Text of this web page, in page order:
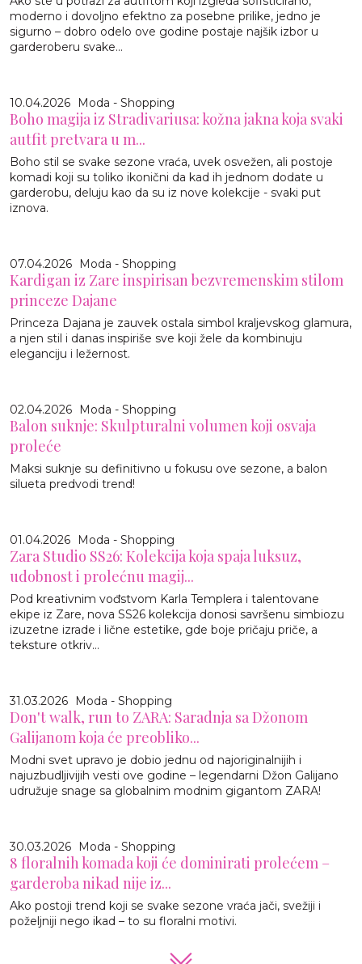
moderno i dovoljno efektno za posebne prilike, jedno je
sigurno – dobro odelo ove godine postaje najšik izbor u
garderoberu svake...
10.04.2026 Moda - Shopping
Boho magija iz Stradivariusa: kožna jakna koja svaki
autfit pretvara u m...
Boho stil se svake sezone vraća, uvek osvežen, ali postoje
komadi koji su toliko ikonični da kad ih jednom dodate u
garderobu, deluju kao da su iz nove kolekcije - svaki put
iznova.
07.04.2026 Moda - Shopping
Kardigan iz Zare inspirisan bezvremenskim stilom
princeze Dajane
Princeza Dajana je zauvek ostala simbol kraljevskog glamura,
a njen stil i danas inspiriše sve koji žele da kombinuju
eleganciju i ležernost.
02.04.2026 Moda - Shopping
Balon suknje: Skulpturalni volumen koji osvaja
proleće
Maksi suknje su definitivno u fokusu ove sezone, a balon
silueta predvodi trend!
01.04.2026 Moda - Shopping
Zara Studio SS26: Kolekcija koja spaja luksuz,
udobnost i prolećnu magij...
Pod kreativnim vođstvom Karla Templera i talentovane
ekipe iz Zare, nova SS26 kolekcija donosi savršenu simbiozu
izuzetne izrade i lične estetike, gde boje pričaju priče, a
teksture otkriv...
31.03.2026 Moda - Shopping
Don't walk, run to ZARA: Saradnja sa Džonom
Galijanom koja će preobliko...
Modni svet upravo je dobio jednu od najoriginalnijih i
najuzbudljivijih vesti ove godine – legendarni Džon Galijano
udružuje snage sa globalnim modnim gigantom ZARA!
30.03.2026 Moda - Shopping
8 floralnih komada koji će dominirati prolećem –
garderoba nikad nije iz...
Ako postoji trend koji se svake sezone vraća jači, svežiji i
poželjniji nego ikad – to su floralni motivi.